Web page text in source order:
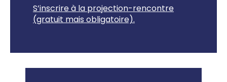
S’inscrire à la projection-rencontre
(gratuit mais obligatoire).